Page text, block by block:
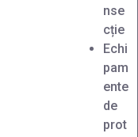
nse
cție
Echi
pam
ente
de
prot